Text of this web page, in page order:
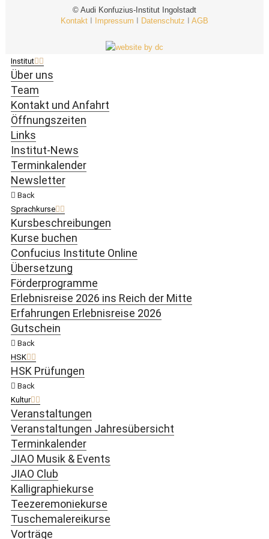
© Audi Konfuzius-Institut Ingolstadt
Kontakt
Impressum Datenschutz AGB
Institut
Über uns
Team
Kontakt und Anfahrt
Öffnungszeiten
Links
Institut-News
Terminkalender
Newsletter
Back
Sprachkurse
Kursbeschreibungen
Kurse buchen
Confucius Institute Online
Übersetzung
Förderprogramme
Erlebnisreise 2026 ins Reich der Mitte
Erfahrungen Erlebnisreise 2026
Gutschein
Back
HSK
HSK Prüfungen
Back
Kultur
Veranstaltungen
Veranstaltungen Jahresübersicht
Terminkalender
JIAO Musik & Events
JIAO Club
Kalligraphiekurse
Teezeremoniekurse
Tuschemalereikurse
Vorträge